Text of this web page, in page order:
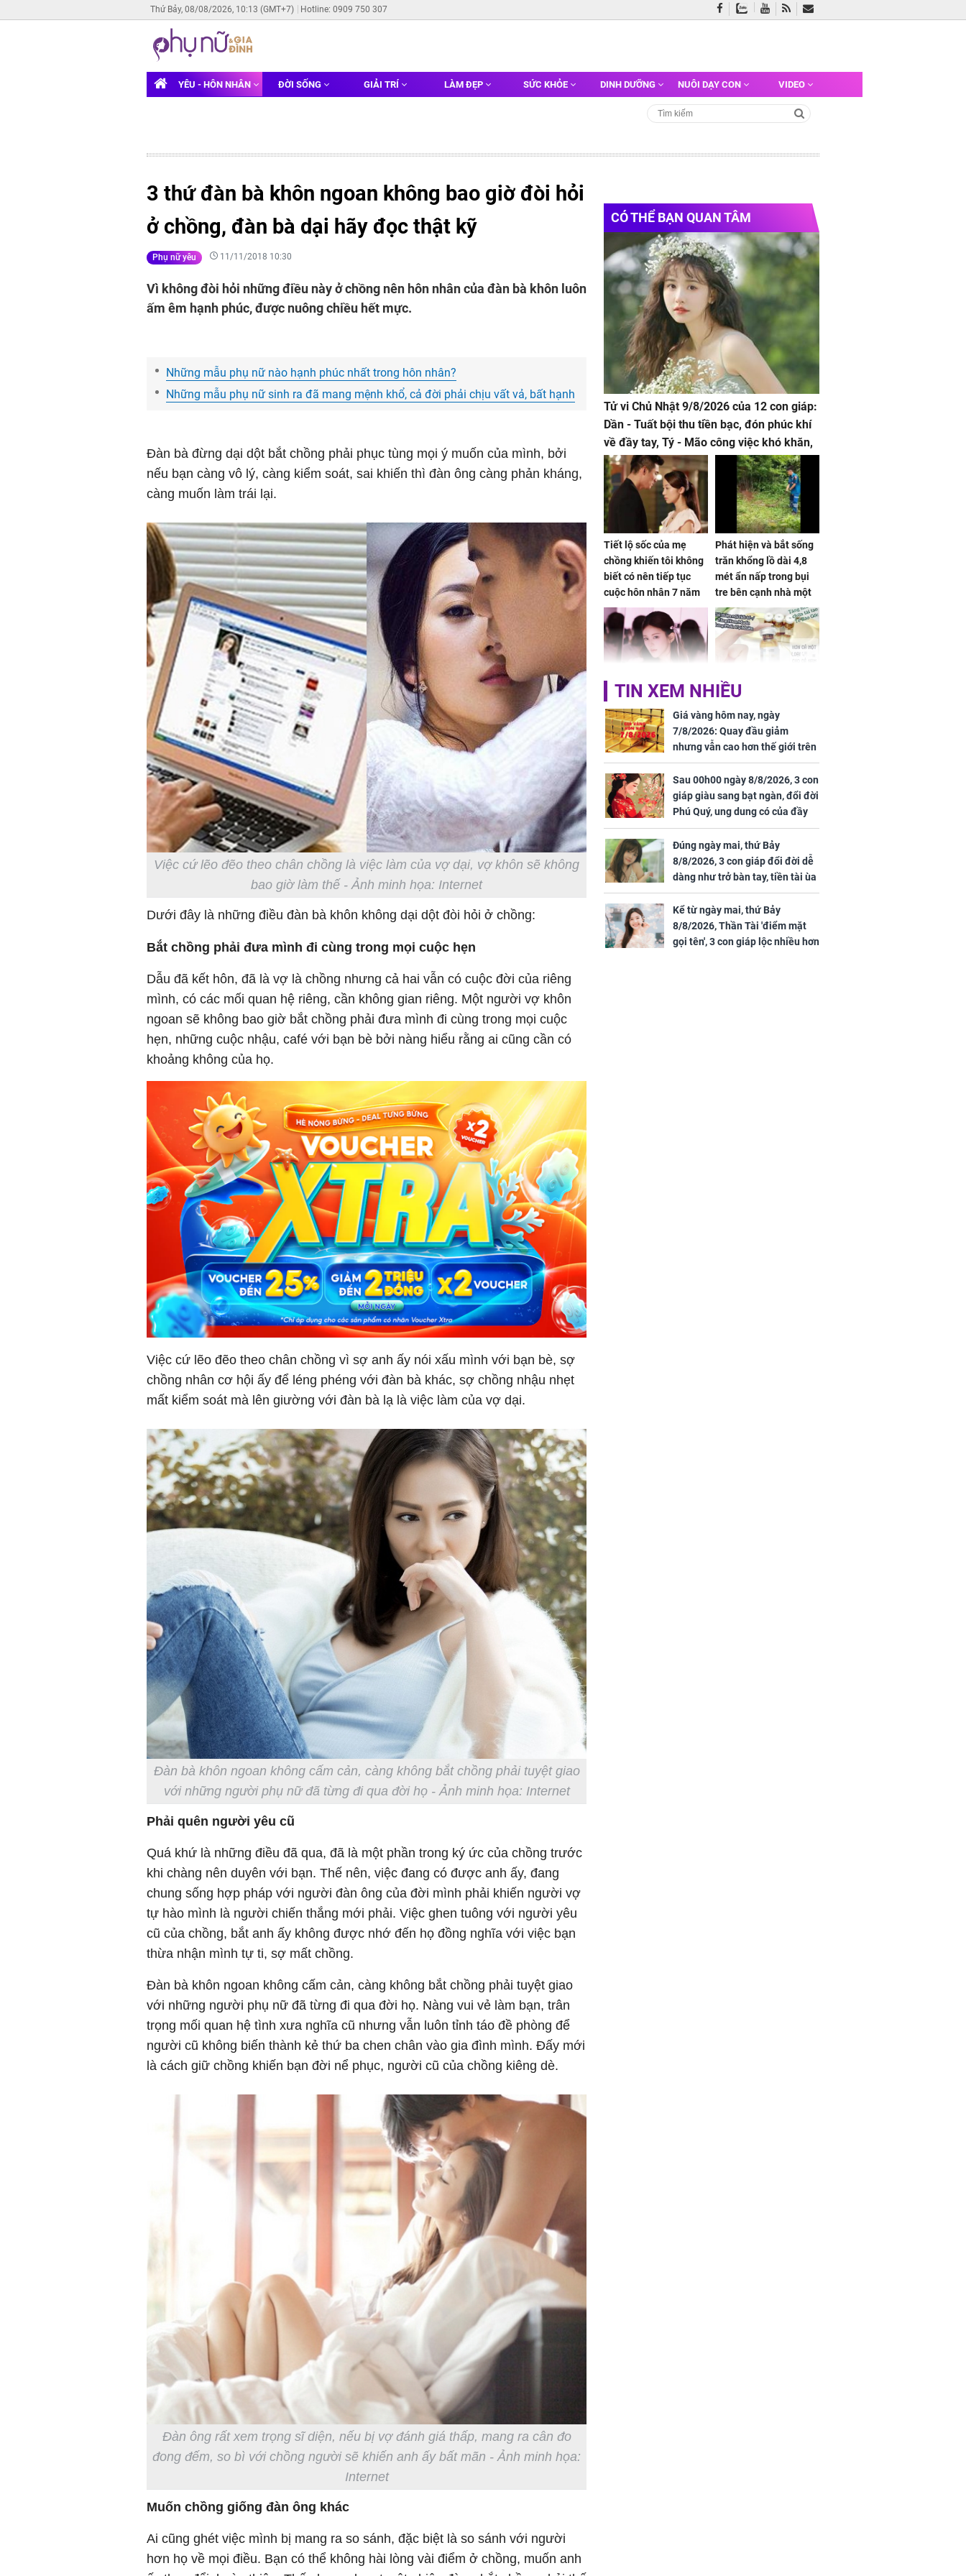
Thứ Bảy, 08/08/2026, 10:13 (GMT+7) Hotline: 0909 750 307
YÊU - HÔN NHÂN ĐỜI SỐNG GIẢI TRÍ LÀM ĐẸP SỨC KHỎE DINH DƯỠNG NUÔI DẠY CON VIDEO
3 thứ đàn bà khôn ngoan không bao giờ đòi hỏi
ở chồng, đàn bà dại hãy đọc thật kỹ
Phụ nữ yêu 11/11/2018 10:30
Vì không đòi hỏi những điều này ở chồng nên hôn nhân của đàn bà khôn luôn
ấm êm hạnh phúc, được nuông chiều hết mực.
Những mẫu phụ nữ nào hạnh phúc nhất trong hôn nhân?
Những mẫu phụ nữ sinh ra đã mang mệnh khổ, cả đời phải chịu vất vả, bất hạnh
Đàn bà đừng dại dột bắt chồng phải phục tùng mọi ý muốn của mình, bởi
nếu bạn càng vô lý, càng kiểm soát, sai khiến thì đàn ông càng phản kháng,
càng muốn làm trái lại.
Việc cứ lẽo đẽo theo chân chồng là việc làm của vợ dại, vợ khôn sẽ không
bao giờ làm thế - Ảnh minh họa: Internet
Dưới đây là những điều đàn bà khôn không dại dột đòi hỏi ở chồng:
Bắt chồng phải đưa mình đi cùng trong mọi cuộc hẹn
Dẫu đã kết hôn, đã là vợ là chồng nhưng cả hai vẫn có cuộc đời của riêng
mình, có các mối quan hệ riêng, cần không gian riêng. Một người vợ khôn
ngoan sẽ không bao giờ bắt chồng phải đưa mình đi cùng trong mọi cuộc
hẹn, những cuộc nhậu, café với bạn bè bởi nàng hiểu rằng ai cũng cần có
khoảng không của họ.
Việc cứ lẽo đẽo theo chân chồng vì sợ anh ấy nói xấu mình với bạn bè, sợ
chồng nhân cơ hội ấy để léng phéng với đàn bà khác, sợ chồng nhậu nhẹt
mất kiểm soát mà lên giường với đàn bà lạ là việc làm của vợ dại.
Đàn bà khôn ngoan không cấm cản, càng không bắt chồng phải tuyệt giao
với những người phụ nữ đã từng đi qua đời họ - Ảnh minh họa: Internet
Phải quên người yêu cũ
Quá khứ là những điều đã qua, đã là một phần trong ký ức của chồng trước
khi chàng nên duyên với bạn. Thế nên, việc đang có được anh ấy, đang
chung sống hợp pháp với người đàn ông của đời mình phải khiến người vợ
tự hào mình là người chiến thắng mới phải. Việc ghen tuông với người yêu
cũ của chồng, bắt anh ấy không được nhớ đến họ đồng nghĩa với việc bạn
thừa nhận mình tự ti, sợ mất chồng.
Đàn bà khôn ngoan không cấm cản, càng không bắt chồng phải tuyệt giao
với những người phụ nữ đã từng đi qua đời họ. Nàng vui vẻ làm bạn, trân
trọng mối quan hệ tình xưa nghĩa cũ nhưng vẫn luôn tỉnh táo đề phòng để
người cũ không biến thành kẻ thứ ba chen chân vào gia đình mình. Đấy mới
là cách giữ chồng khiến bạn đời nể phục, người cũ của chồng kiêng dè.
Đàn ông rất xem trọng sĩ diện, nếu bị vợ đánh giá thấp, mang ra cân đo
đong đếm, so bì với chồng người sẽ khiến anh ấy bất mãn - Ảnh minh họa:
Internet
Muốn chồng giống đàn ông khác
Ai cũng ghét việc mình bị mang ra so sánh, đặc biệt là so sánh với người
hơn họ về mọi điều. Bạn có thể không hài lòng vài điểm ở chồng, muốn anh
CÓ THỂ BẠN QUAN TÂM
Tử vi Chủ Nhật 9/8/2026 của 12 con giáp:
Dần - Tuất bội thu tiền bạc, đón phúc khí
về đầy tay, Tý - Mão công việc khó khăn,
tiền bạc đội nón ra đi
Tiết lộ sốc của mẹ
chồng khiến tôi không
biết có nên tiếp tục
cuộc hôn nhân 7 năm
nữa hay không
Phát hiện và bắt sống
trăn khổng lồ dài 4,8
mét ẩn nấp trong bụi
tre bên cạnh nhà một
cụ bà
Triệu Lộ Tư muốn bứt
phá khỏi vùng an toàn
NÓNG: Bộ Y tế chưa
cấp phép cho sản
phẩm làm đẹp từ tế
bào gốc người
nấm sợi dai này, cơ thể
sẽ nhận được 4 lợi ích
bất ngờ!
TIN XEM NHIỀU
Giá vàng hôm nay, ngày
7/8/2026: Quay đầu giảm
nhưng vẫn cao hơn thế giới trên
7 triệu đồng
Sau 00h00 ngày 8/8/2026, 3 con
giáp giàu sang bạt ngàn, đổi đời
Phú Quý, ung dung có của đầy
nhà, ngày càng hưng thịnh sung
túc
Đúng ngày mai, thứ Bảy
8/8/2026, 3 con giáp đổi đời dễ
dàng như trở bàn tay, tiền tài ùa
tới, ngồi không lộc cũng đến,
phú quý theo tới già
Kể từ ngày mai, thứ Bảy
8/8/2026, Thần Tài 'điểm mặt
gọi tên', 3 con giáp lộc nhiều hơn